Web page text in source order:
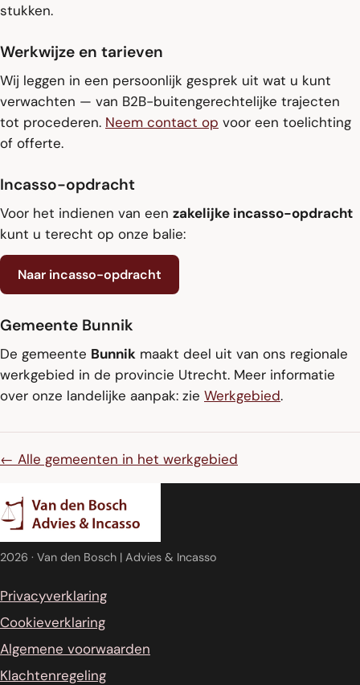
stukken.
Werkwijze en tarieven
Wij leggen in een persoonlijk gesprek uit wat u kunt
verwachten — van B2B-buitengerechtelijke trajecten
tot procederen. Neem contact op voor een toelichting
of offerte.
Incasso-opdracht
Voor het indienen van een zakelijke incasso-opdracht
kunt u terecht op onze balie:
Naar incasso-opdracht
Gemeente Bunnik
De gemeente Bunnik maakt deel uit van ons regionale
werkgebied in de provincie Utrecht. Meer informatie
over onze landelijke aanpak: zie Werkgebied.
← Alle gemeenten in het werkgebied
2026 · Van den Bosch | Advies & Incasso
Privacyverklaring
Cookieverklaring
Algemene voorwaarden
Klachtenregeling